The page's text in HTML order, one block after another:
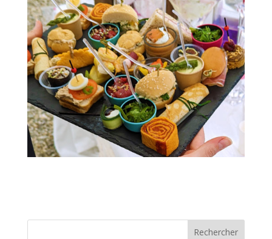
Rechercher